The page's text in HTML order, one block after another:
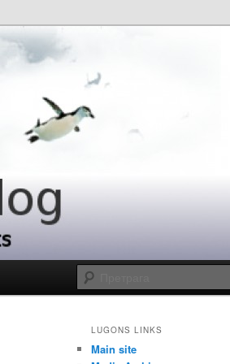
LUGONS LINKS
Main site